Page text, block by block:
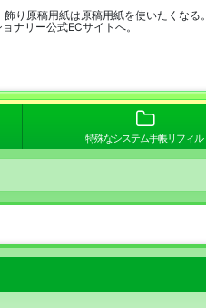
り原稿用紙は原稿用紙を使いたくなる。
ナリー公式ECサイトへ。
特殊なシステム手帳リフィル